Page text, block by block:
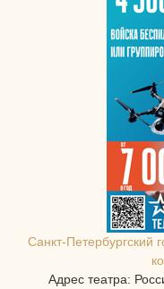
Санкт-Петербургcкий
Адрес театра: